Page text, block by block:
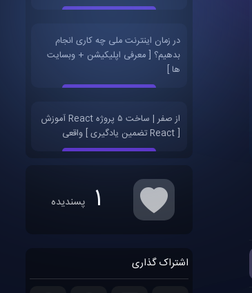
در زمان اینترنت ملی چه کاری انجام
بدهیم؟ [ معرفی اپلیکیشن + وبسایت
ها ]
آموزش React از صفر | ساخت ۵ پروژه
واقعی [ تضمین یادگیری React ]
1 پسندیده
اشتراک گذاری